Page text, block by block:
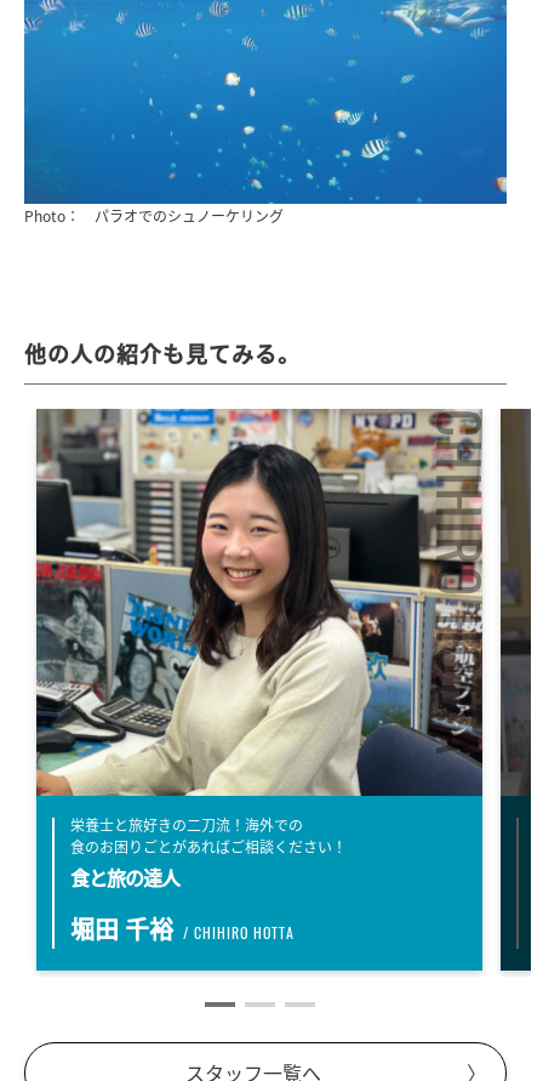
Photo： パラオでのシュノーケリング
他の人の紹介も見てみる。
栄養士と旅好きの二刀流！海外での
食のお困りごとがあればご相談ください！
食と旅の達人
堀田 千裕 / CHIHIRO HOTTA
CHIHIRO HOTTA
スタッフ一覧へ